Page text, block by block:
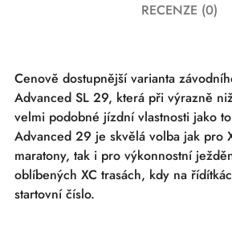
RECENZE (0)
Cenově dostupnější varianta
Advanced SL 29, která při výrazně
velmi podobné jízdní vlastnosti jako
Advanced 29 je skvělá volba jak pro
maratony, tak i pro výkonnostní
oblíbených XC trasách, kdy na
startovní číslo.